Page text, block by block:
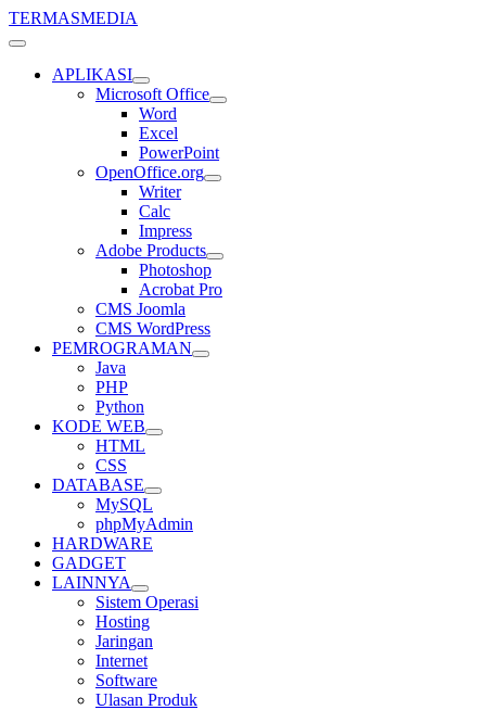
TERMASMEDIA
APLIKASI
Microsoft Office
Word
Excel
PowerPoint
OpenOffice.org
Writer
Calc
Impress
Adobe Products
Photoshop
Acrobat Pro
CMS Joomla
CMS WordPress
PEMROGRAMAN
Java
PHP
Python
KODE WEB
HTML
CSS
DATABASE
MySQL
phpMyAdmin
HARDWARE
GADGET
LAINNYA
Sistem Operasi
Hosting
Jaringan
Internet
Software
Ulasan Produk